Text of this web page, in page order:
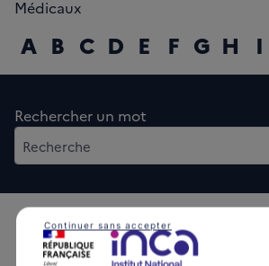
Médicaux
A B C D E F G H I
Rechercher un mot
Continuer sans accepter